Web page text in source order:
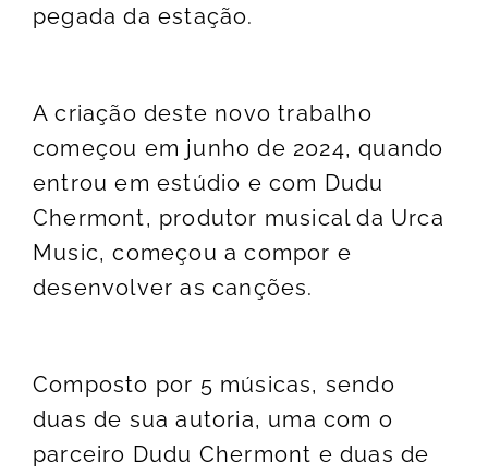
pegada da estação.
A criação deste novo trabalho
começou em junho de 2024, quando
entrou em estúdio e com Dudu
Chermont, produtor musical da Urca
Music, começou a compor e
desenvolver as canções.
Composto por 5 músicas, sendo
duas de sua autoria, uma com o
parceiro Dudu Chermont e duas de